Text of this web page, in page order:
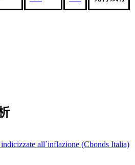
all`inflazione (Cbonds Italia)